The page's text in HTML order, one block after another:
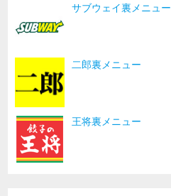
サブウェイ裏メニュー
二郎裏メニュー
王将裏メニュー